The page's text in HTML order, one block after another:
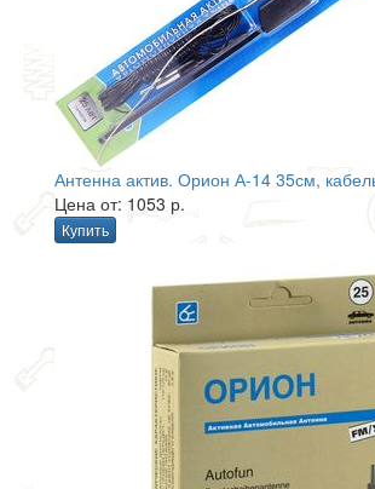
Антенна актив. Орион А-14 35см,
Цена от: 1053 р.
Купить